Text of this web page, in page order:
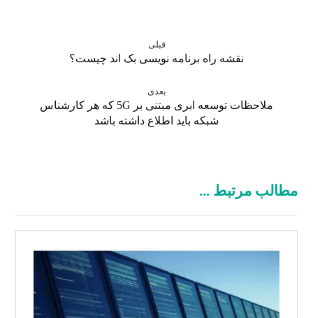
قبلی
نقشه راه برنامه نویسی بک اند چیست؟
بعدی
ملاحظات توسعه ابری مبتنی بر 5G که هر کارشناس
شبکه باید اطلاع داشته باشد
مطالب مرتبط ...